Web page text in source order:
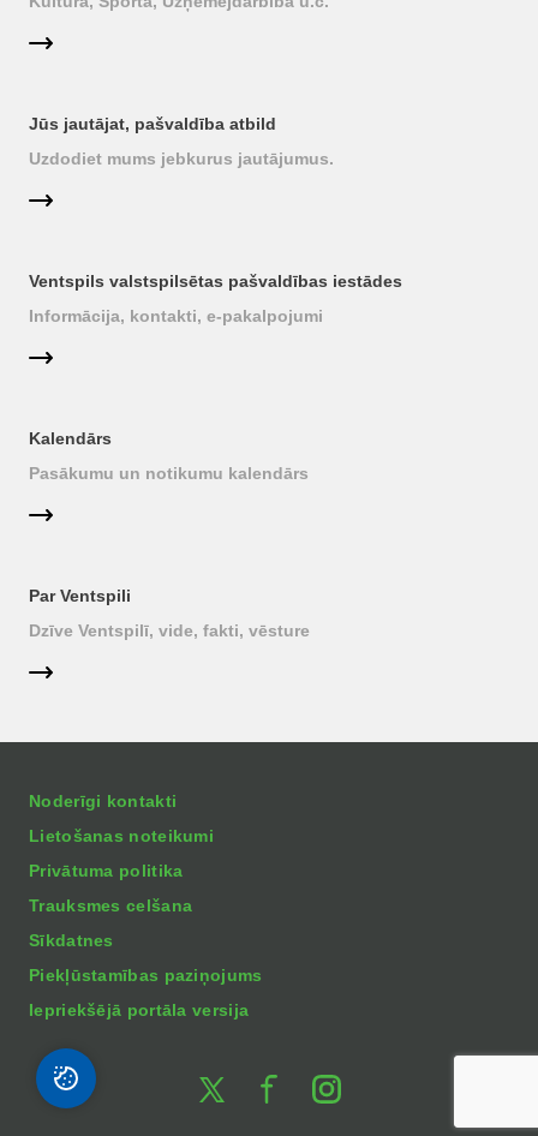
Jūs jautājat, pašvaldība atbild
Uzdodiet mums jebkurus jautājumus.
Ventspils valstspilsētas pašvaldības iestādes
Informācija, kontakti, e-pakalpojumi
Kalendārs
Pasākumu un notikumu kalendārs
Par Ventspili
Dzīve Ventspilī, vide, fakti, vēsture
Noderīgi kontakti
Lietošanas noteikumi
Privātuma politika
Trauksmes celšana
Sīkdatnes
Piekļūstamības paziņojums
Iepriekšējā portāla versija